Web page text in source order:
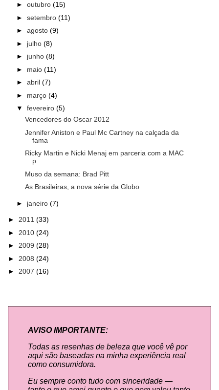
► outubro (15)
► setembro (11)
► agosto (9)
► julho (8)
► junho (8)
► maio (11)
► abril (7)
► março (4)
▼ fevereiro (5)
Vencedores do Oscar 2012
Jennifer Aniston e Paul Mc Cartney na calçada da
fama
Ricky Martin e Nicki Menaj em parceria com a MAC
p...
Muso da semana: Brad Pitt
As Brasileiras, a nova série da Globo
► janeiro (7)
► 2011 (33)
► 2010 (24)
► 2009 (28)
► 2008 (24)
► 2007 (16)
AVISO IMPORTANTE:
Todas as resenhas de beleza que você vê por
aqui são baseadas na minha experiência real
como consumidora.
Eu sempre conto tudo com sinceridade —